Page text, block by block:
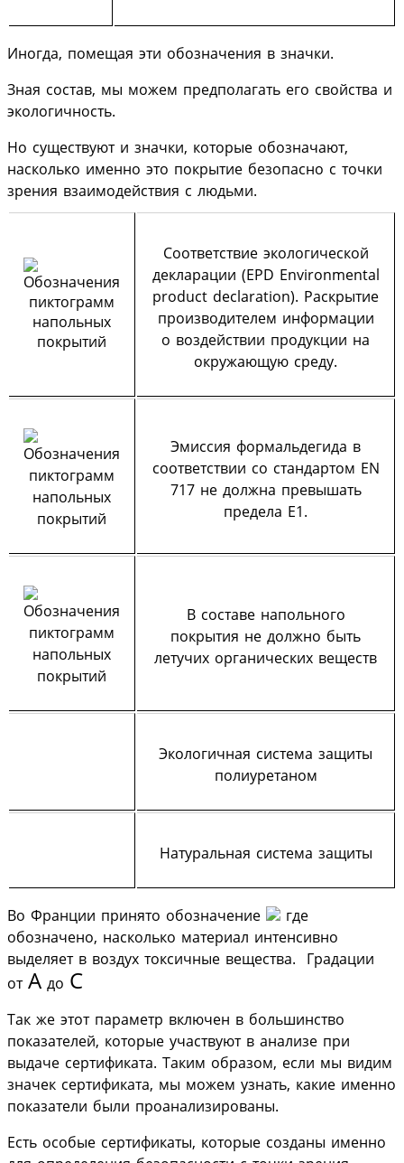
Иногда, помещая эти обозначения в значки.
Зная состав, мы можем предполагать его свойства и
экологичность.
Но существуют и значки, которые обозначают,
насколько именно это покрытие безопасно с точки
зрения взаимодействия с людьми.
Соответствие экологической
декларации (EPD Environmental
product declaration). Раскрытие
производителем информации
о воздействии продукции на
окружающую среду.
Эмиссия формальдегида в
соответствии со стандартом EN
717 не должна превышать
предела Е1.
В составе напольного
покрытия не должно быть
летучих органических веществ
Экологичная система защиты
полиуретаном
Натуральная система защиты
Во Франции принято обозначение
где
обозначено, насколько материал интенсивно
выделяет в воздух токсичные вещества. Градации
от A до C
Так же этот параметр включен в большинство
показателей, которые участвуют в анализе при
выдаче сертификата. Таким образом, если мы видим
значек сертификата, мы можем узнать, какие именно
показатели были проанализированы.
Есть особые сертификаты, которые созданы именно